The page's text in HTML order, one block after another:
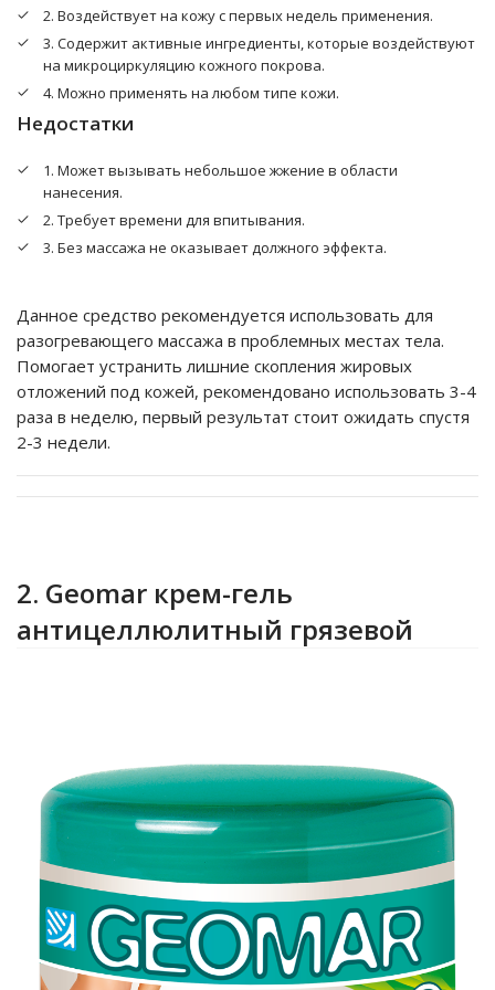
castor oil, alluvial mud (экстракт сапропеля
натуральный), xanthan gum, menthol (ментол), beta-
carotene, hyaluronic acid (кислота гиалуроновая), mentha
arvensis herb oil (эфирное масло мяты), citrus aurantium
bergamia fruit oil (эфирное масло бергамота), parfum,
benzoic acid, sorbic acid, dehydroacetic acid, benzyl alcohol
2. Воздействует на кожу с первых недель применения.
3. Содержит активные ингредиенты, которые воздействуют
на микроциркуляцию кожного покрова.
4. Можно применять на любом типе кожи.
Недостатки
1. Может вызывать небольшое жжение в области
нанесения.
2. Требует времени для впитывания.
3. Без массажа не оказывает должного эффекта.
Данное средство рекомендуется использовать для
разогревающего массажа в проблемных местах тела.
Помогает устранить лишние скопления жировых
отложений под кожей, рекомендовано использовать 3-4
раза в неделю, первый результат стоит ожидать спустя
2-3 недели.
2. Geomar крем-гель
антицеллюлитный грязевой